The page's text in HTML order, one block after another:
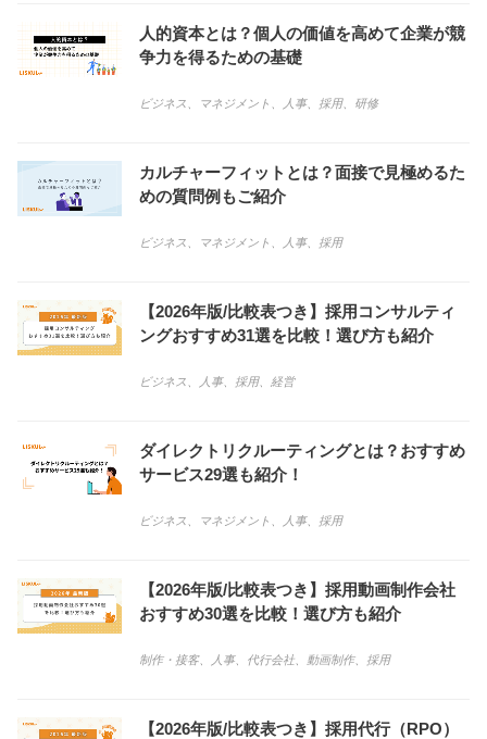
人的資本とは？個人の価値を高めて企業が競
争力を得るための基礎
ビジネス マネジメント 人事、 採用、 研修
カルチャーフィットとは？面接で見極めるた
めの質問例もご紹介
ビジネス マネジメント 人事、 採用
【2026年版/比較表つき】採用コンサルティ
ングおすすめ31選を比較！選び方も紹介
ビジネス 人事、 採用、 経営
ダイレクトリクルーティングとは？おすすめ
サービス29選も紹介！
ビジネス マネジメント 人事、 採用
【2026年版/比較表つき】採用動画制作会社
おすすめ30選を比較！選び方も紹介
制作・接客、 人事、 代行会社 動画制作、 採用
【2026年版/比較表つき】採用代行（RPO）